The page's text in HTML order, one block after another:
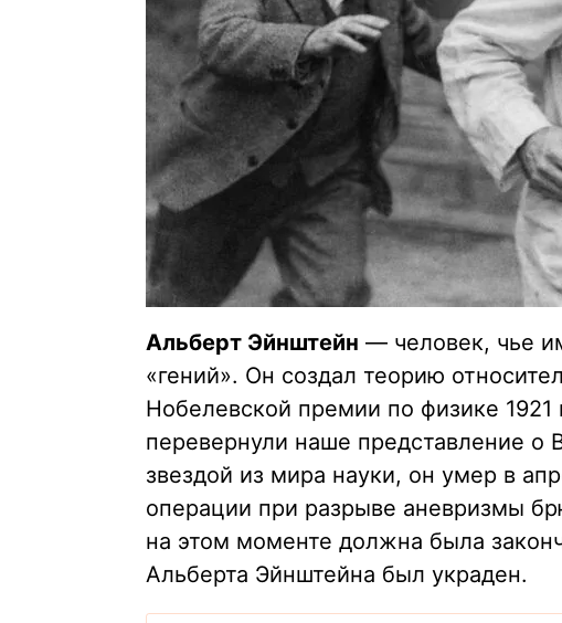
Альберт Эйнштейн — человек, чье
«гений». Он создал теорию
Нобелевской премии по физике
перевернули наше представление о
звездой из мира науки, он умер в
операции при разрыве аневризмы
на этом моменте должна была
Альберта Эйнштейна был украден.